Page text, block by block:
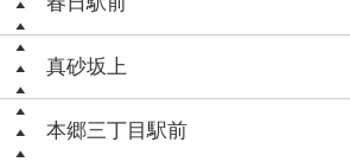
真砂坂上
本郷三丁目駅前